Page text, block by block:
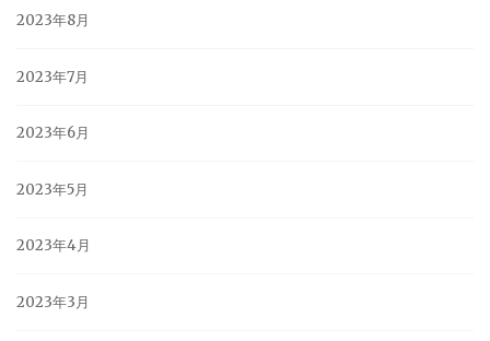
2023年8月
2023年7月
2023年6月
2023年5月
2023年4月
2023年3月